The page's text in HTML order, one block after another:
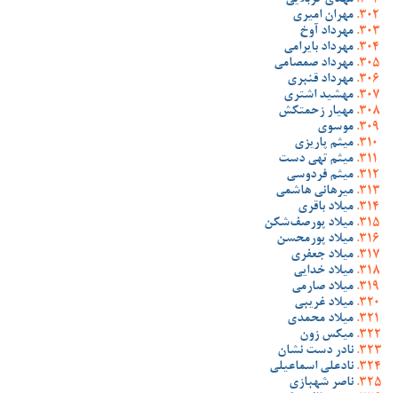
مهران امیری
مهرداد آوخ
مهرداد بایرامی
مهرداد صمصامی
مهرداد قنبری
مهشید اشتری
مهیار زحمتکش
موسوی
میثم پاریزی
میثم تهی دست
میثم فردوسی
میرهانی هاشمی
میلاد باقری
میلاد پورصف‌شکن
میلاد پورمحسن
میلاد جعفری
میلاد خدایی
میلاد صارمی
میلاد غریبی
میلاد محمدی
میکس زون
نادر دست نشان
نادعلی اسماعیلی
ناصر شهبازی